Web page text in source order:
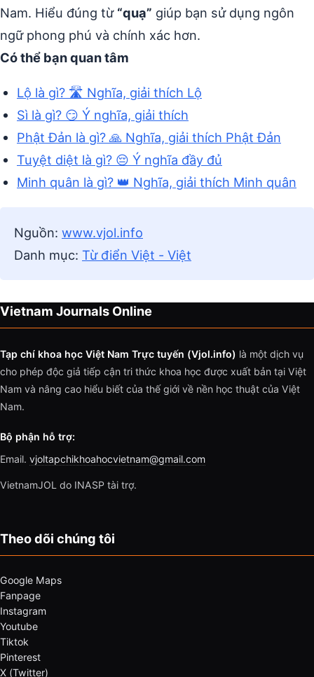
Nam. Hiểu đúng từ “quạ” giúp bạn sử dụng ngôn
ngữ phong phú và chính xác hơn.
Có thể bạn quan tâm
Lộ là gì? 🛣️ Nghĩa, giải thích Lộ
Sì là gì? 😏 Ý nghĩa, giải thích
Phật Đản là gì? 🙏 Nghĩa, giải thích Phật Đản
Tuyệt diệt là gì? 😔 Ý nghĩa đầy đủ
Minh quân là gì? 👑 Nghĩa, giải thích Minh quân
Nguồn: www.vjol.info
Danh mục: Từ điển Việt - Việt
Vietnam Journals Online
Tạp chí khoa học Việt Nam Trực tuyến (Vjol.info) là một dịch vụ
cho phép độc giả tiếp cận tri thức khoa học được xuất bản tại Việt
Nam và nâng cao hiểu biết của thế giới về nền học thuật của Việt
Nam.
Bộ phận hỗ trợ:
Email. vjoltapchikhoahocvietnam@gmail.com
VietnamJOL do INASP tài trợ.
Theo dõi chúng tôi
Google Maps
Fanpage
Instagram
Youtube
Tiktok
Pinterest
X (Twitter)